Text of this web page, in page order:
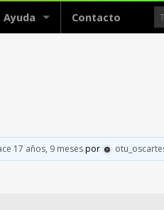
Ayuda Contacto
17 años, 9 mesespor